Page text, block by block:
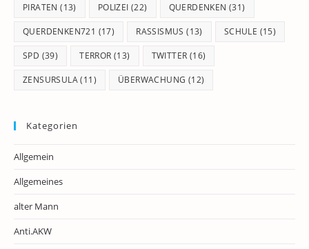
PIRATEN (13) POLIZEI (22) QUERDENKEN (31)
QUERDENKEN721 (17) RASSISMUS (13) SCHULE (15)
SPD (39) TERROR (13) TWITTER (16)
ZENSURSULA(11) ÜBERWACHUNG (12)
Kategorien
Allgemein
Allgemeines
alter Mann
Anti.AKW